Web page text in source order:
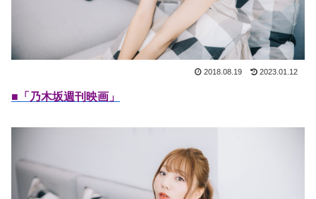
2018.08.19 2023.01.12
■「乃木坂週刊映画」